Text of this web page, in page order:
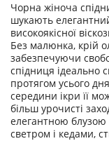
Чорна жіноча
шукають
високоякісної
Без малюнка, крій
забезпечуючи
спідниця ідеально
протягом усього
середини ікри її
більш урочисті
елегантною блузою
светром і кедами,